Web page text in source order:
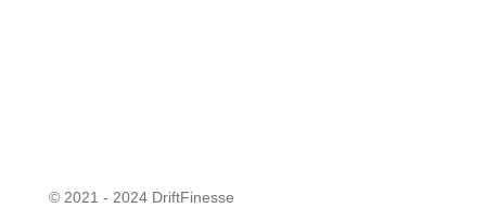
© 2021 - 2024 DriftFinesse